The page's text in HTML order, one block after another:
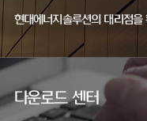
현대에너지솔루션의 대리점을
다운로드 센터